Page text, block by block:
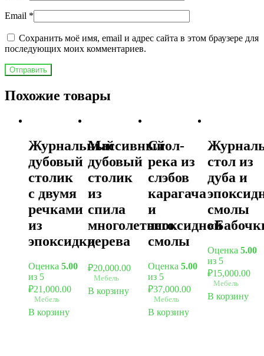
Email *
Сохранить моё имя, email и адрес сайта в этом браузере для
последующих моих комментариев.
Похожие товары
Журнальный
дубовый
столик
с двумя
речками
из
эпоксидки
Оценка 5.00
из 5
₽21,000.00
Мебель
В корзину
Массивный
дубовый
столик
из
спила
многолетнего
дерева
₽20,000.00
Мебель
В корзину
Стол-
река из
слэбов
карагача
и
эпоксидной
смолы
Оценка 5.00
из 5
₽37,000.00
Мебель
В корзину
стол из
дуба и
смолы
Оценка 5.00
из 5
₽15,000.00
Мебель
В корзину